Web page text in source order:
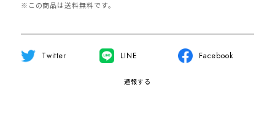
※この商品は送料無料です。
Twitter LINE Facebook
通報する